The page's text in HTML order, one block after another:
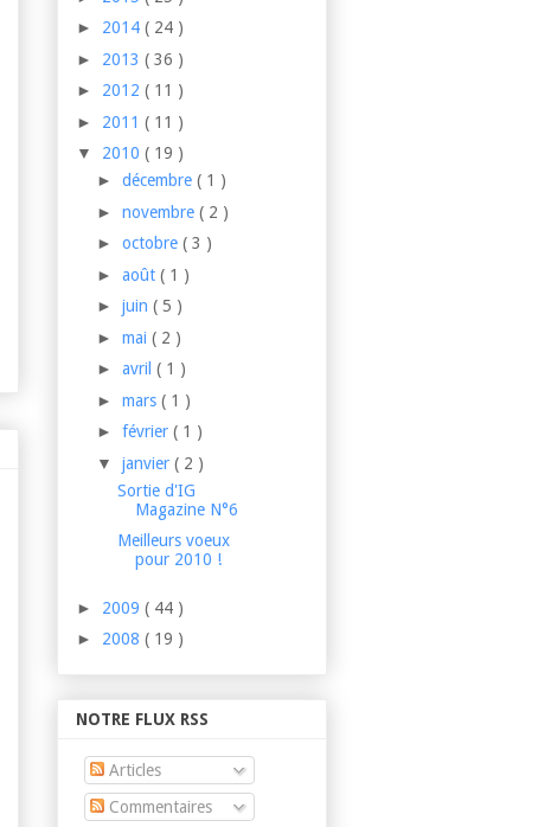
► 2014 ( 24 )
► 2013 ( 36 )
► 2012 ( 11 )
► 2011 ( 11 )
▼ 2010 ( 19 )
► décembre ( 1 )
► novembre ( 2 )
► octobre ( 3 )
► août ( 1 )
► juin ( 5 )
► mai ( 2 )
► avril ( 1 )
► mars ( 1 )
► février ( 1 )
▼ janvier ( 2 )
Sortie d'IG
Magazine N°6
Meilleurs voeux
pour 2010 !
► 2009 ( 44 )
► 2008 ( 19 )
NOTRE FLUX RSS
Articles
Commentaires